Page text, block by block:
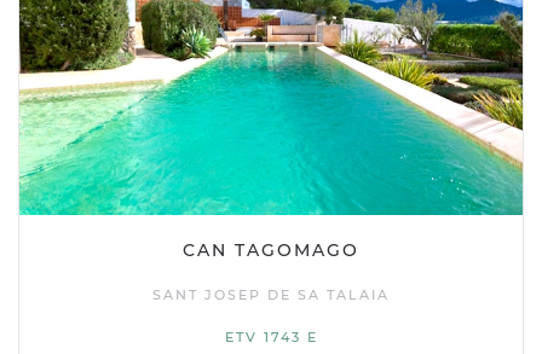
CAN TAGOMAGO
SANT JOSEP DE SA TALAIA
ETV 1743 E